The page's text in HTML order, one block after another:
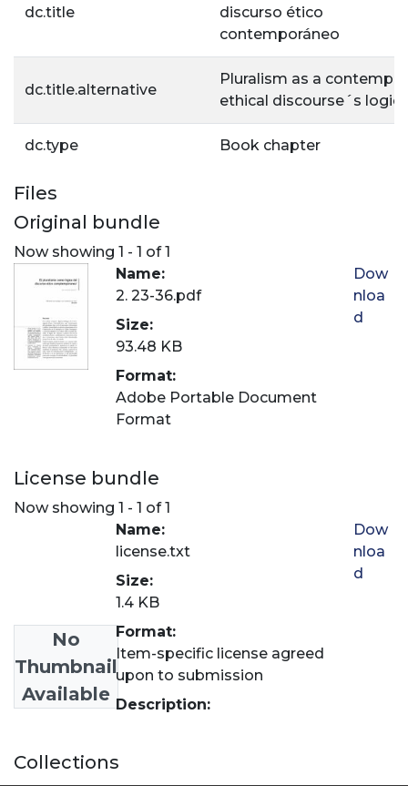
dc.title
discurso ético
contemporáneo
dc.title.alternative
Pluralism as a
ethical discourse´s logics
dc.type Book chapter
Files
Original bundle
Now showing 1 - 1 of 1
Name:
2. 23-36.pdf
Size:
93.48 KB
Format:
Adobe Portable Document
Format
Dow
nloa
d
License bundle
Now showing 1 - 1 of 1
No
Thumbnail
Available
Name:
license.txt
Size:
1.4 KB
Format:
Item-specific license agreed
upon to submission
Description:
Dow
nloa
d
Collections